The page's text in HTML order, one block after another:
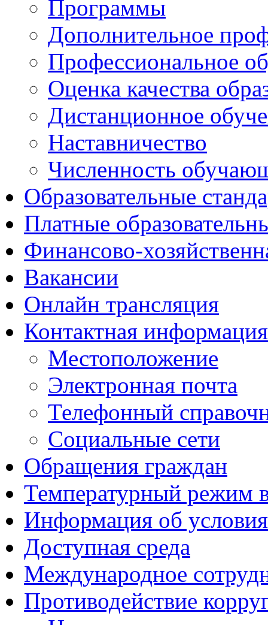
Программы
Дополнительное
Профессиональное
Оценка качества
Дистанционное
Наставничество
Численность
Образовательные
Платные
Финансово-
Вакансии
Онлайн трансляция
Контактная информация
Местоположение
Электронная почта
Телефонный
Социальные сети
Обращения граждан
Температурный режим
Информация об
Доступная среда
Международное
Противодействие